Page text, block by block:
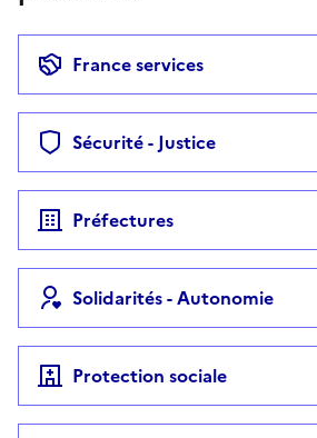
France services
Sécurité - Justice
Préfectures
Solidarités - Autonomie
Protection sociale